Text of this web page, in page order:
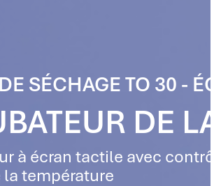
SÉCHAGE TO 30 -
DE
à écran tactile avec
la température